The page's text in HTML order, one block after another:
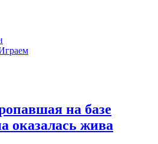
на базе
оказалась жива